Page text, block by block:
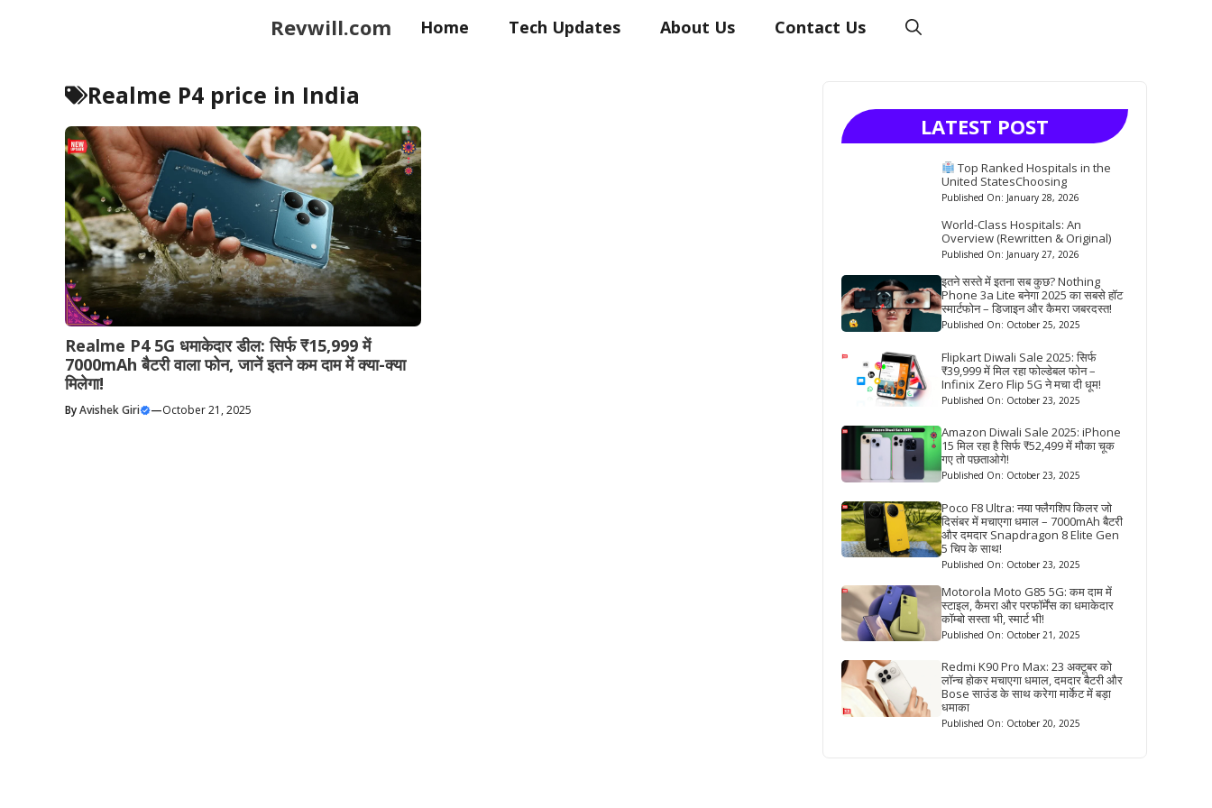
Revwill.com Home Tech Updates About Us Contact Us
Realme P4 price in India
Realme P4 5G धमाकेदार डील: सिर्फ ₹15,999 में
7000mAh बैटरी वाला फोन, जानें इतने कम दाम में क्या-क्या
मिलेगा!
ByAvishek Giri —October 21, 2025
LATEST POST
Top Ranked Hospitals in the
United StatesChoosing
Published On: January 28, 2026
World-Class Hospitals: An
Overview (Rewritten & Original)
Published On: January 27, 2026
इतने सस्ते में इतना सब कुछ? Nothing
Phone 3a Lite बनेगा 2025 का सबसे हॉट
स्मार्टफोन – डिजाइन और कैमरा जबरदस्त!
Published On: October 25, 2025
Flipkart Diwali Sale 2025: सिर्फ
₹39,999 में मिल रहा फोल्डेबल फोन –
Infinix Zero Flip 5G ने मचा दी धूम!
Published On: October 23, 2025
Amazon Diwali Sale 2025: iPhone
15 मिल रहा है सिर्फ ₹52,499 में मौका चूक
गए तो पछताओगे!
Published On: October 23, 2025
Poco F8 Ultra: नया फ्लैगशिप किलर जो
दिसंबर में मचाएगा धमाल – 7000mAh बैटरी
और दमदार Snapdragon 8 Elite Gen
5 चिप के साथ!
Published On: October 23, 2025
Motorola Moto G85 5G: कम दाम में
स्टाइल, कैमरा और परफॉर्मेंस का धमाकेदार
कॉम्बो सस्ता भी, स्मार्ट भी!
Published On: October 21, 2025
Redmi K90 Pro Max: 23 अक्टूबर को
लॉन्च होकर मचाएगा धमाल, दमदार बैटरी और
Bose साउंड के साथ करेगा मार्केट में बड़ा
धमाका
Published On: October 20, 2025